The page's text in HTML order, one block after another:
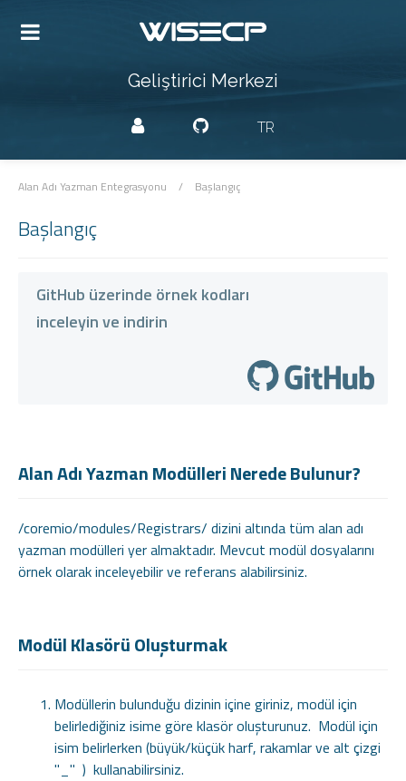
Geliştirici Merkezi
TR
Alan Adı Yazman Entegrasyonu / Başlangıç
Başlangıç
GitHub üzerinde örnek kodları
inceleyin ve indirin
Alan Adı Yazman Modülleri Nerede Bulunur?
/coremio/modules/Registrars/ dizini altında tüm alan adı
yazman modülleri yer almaktadır. Mevcut modül dosyalarını
örnek olarak inceleyebilir ve referans alabilirsiniz.
Modül Klasörü Oluşturmak
Modüllerin bulunduğu dizinin içine giriniz, modül için
belirlediğiniz isime göre klasör oluşturunuz. Modül için
isim belirlerken (büyük/küçük harf, rakamlar ve alt çizgi
"_" ) kullanabilirsiniz.